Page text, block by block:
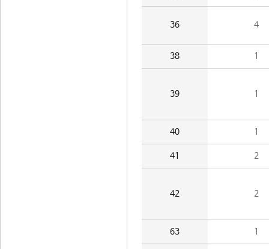
36 4
38 1
39 1
40 1
41 2
42 2
63 1